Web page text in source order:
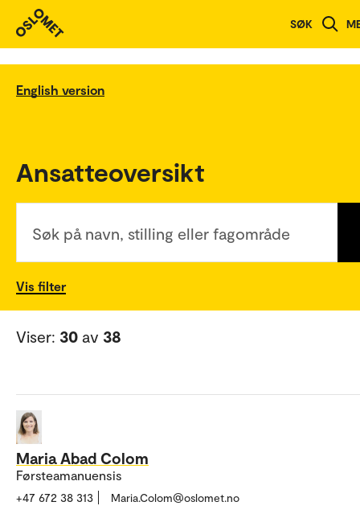
SØK
English version
Ansatteoversikt
Søk på navn, stilling eller fagområde
Vis filter
Viser: 30 av 38
Maria Abad Colom
Førsteamanuensis
+47 672 38 313 Maria.Colom@oslomet.no